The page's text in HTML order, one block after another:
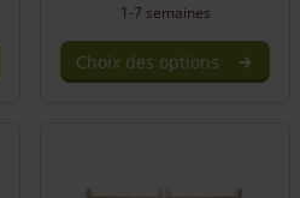
1-7 semaines
Choix des options